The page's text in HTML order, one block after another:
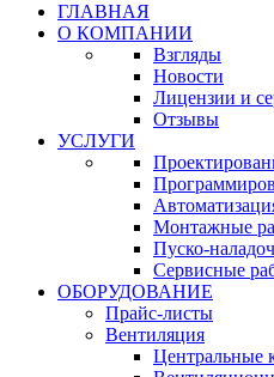
ГЛАВНАЯ
О КОМПАНИИ
Взгляды
Новости
Лицензии и
Отзывы
УСЛУГИ
Монтажные
Пуско-
Сервисные
ОБОРУДОВАНИЕ
Прайс-листы
Вентиляция
Центральные